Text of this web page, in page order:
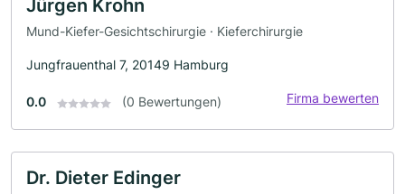
Jürgen Krohn
Mund-Kiefer-Gesichtschirurgie · Kieferchirurgie
Jungfrauenthal 7, 20149 Hamburg
0.0 (0 Bewertungen) Firma bewerten
Dr. Dieter Edinger